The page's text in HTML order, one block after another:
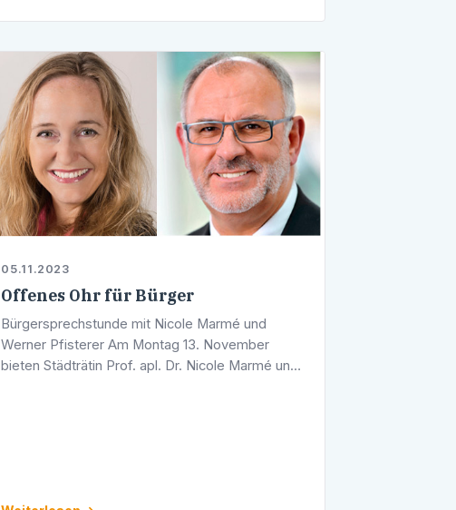
05.11.2023
Offenes Ohr für Bürger
Bürgersprechstunde mit Nicole Marmé und
Werner Pfisterer Am Montag 13. November
bieten Städträtin Prof. apl. Dr. Nicole Marmé und